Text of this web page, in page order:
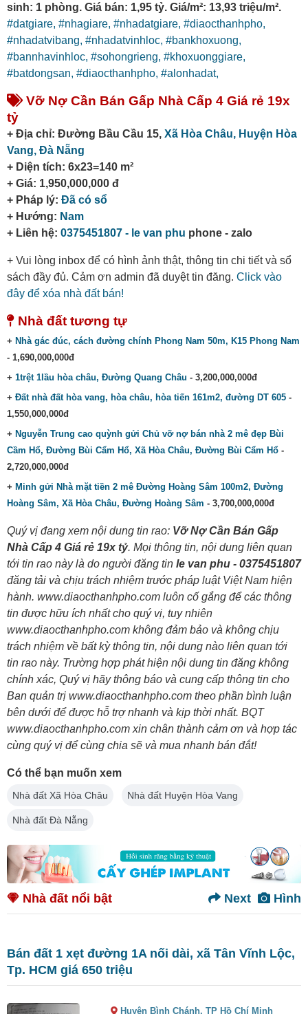
sinh: 1 phòng. Giá bán: 1,95 tỷ. Giá/m²: 13,93 triệu/m².
#datgiare, #nhagiare, #nhadatgiare, #diaocthanhpho,
#nhadatvibang, #nhadatvinhloc, #bankhoxuong,
#bannhavinhloc, #sohongrieng, #khoxuonggiare,
#batdongsan, #diaocthanhpho, #alonhadat,
Vỡ Nợ Cần Bán Gấp Nhà Cấp 4 Giá rẻ 19x
tỷ
+ Địa chỉ: Đường Bầu Cầu 15, Xã Hòa Châu, Huyện Hòa
Vang, Đà Nẵng
+ Diện tích: 6x23=140 m²
+ Giá: 1,950,000,000 đ
+ Pháp lý: Đã có sổ
+ Hướng: Nam
+ Liên hệ: 0375451807 - le van phu phone - zalo
+ Vui lòng inbox để có hình ảnh thật, thông tin chi tiết và sổ
sách đầy đủ. Cảm ơn admin đã duyệt tin đăng. Click vào
đây để xóa nhà đất bán!
Nhà đất tương tự
+ Nhà gác đúc, cách đường chính Phong Nam 50m, K15 Phong Nam
- 1,690,000,000đ
+ 1trệt 1lầu hòa châu, Đường Quang Châu - 3,200,000,000đ
+ Đất nhà đất hòa vang, hòa châu, hòa tiến 161m2, đường DT 605 -
1,550,000,000đ
+ Nguyễn Trung cao quỳnh gửi Chủ vỡ nợ bán nhà 2 mê đẹp Bùi
Cầm Hổ, Đường Bùi Cẩm Hổ, Xã Hòa Châu, Đường Bùi Cẩm Hổ -
2,720,000,000đ
+ Minh gửi Nhà mặt tiền 2 mê Đường Hoàng Sâm 100m2, Đường
Hoàng Sâm, Xã Hòa Châu, Đường Hoàng Sâm - 3,700,000,000đ
Quý vị đang xem nội dung tin rao: Vỡ Nợ Cần Bán Gấp
Nhà Cấp 4 Giá rẻ 19x tỷ. Mọi thông tin, nội dung liên quan
tới tin rao này là do người đăng tin le van phu - 0375451807
đăng tải và chịu trách nhiệm trước pháp luật Việt Nam hiện
hành. www.diaocthanhpho.com luôn cố gắng để các thông
tin được hữu ích nhất cho quý vị, tuy nhiên
www.diaocthanhpho.com không đảm bảo và không chịu
trách nhiệm về bất kỳ thông tin, nội dung nào liên quan tới
tin rao này. Trường hợp phát hiện nội dung tin đăng không
chính xác, Quý vị hãy thông báo và cung cấp thông tin cho
Ban quản trị www.diaocthanhpho.com theo phần bình luận
bên dưới để được hỗ trợ nhanh và kịp thời nhất. BQT
www.diaocthanhpho.com xin chân thành cảm ơn và hợp tác
cùng quý vị để cùng chia sẽ và mua nhanh bán đắt!
Có thể bạn muốn xem
Nhà đất Xã Hòa Châu Nhà đất Huyện Hòa Vang
Nhà đất Đà Nẵng
Nhà đất nổi bật Hình
Next
Bán đất 1 xẹt đường 1A nối dài, xã Tân Vĩnh Lộc,
Tp. HCM giá 650 triệu
Huyện Bình Chánh,TP Hồ Chí Minh